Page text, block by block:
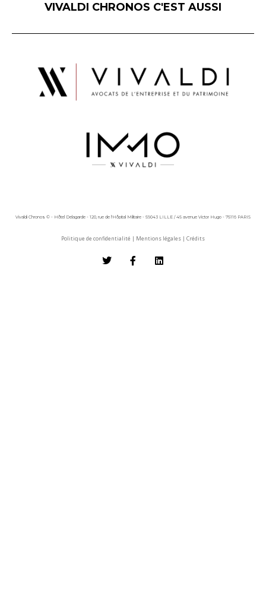
VIVALDI CHRONOS C'EST AUSSI
Vivaldi Chronos © - Hôtel Delagarde - 120, rue de l'Hôpital Militaire - 59043 LILLE / 45 avenue Victor Hugo - 75116 PARIS
Politique de confidentialité | Mentions légales | Crédits